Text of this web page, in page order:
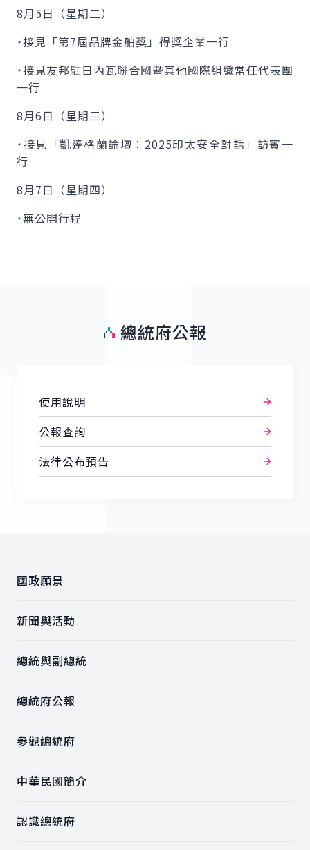
8月5日（星期二）
˙接見「第7屆品牌金舶獎」得獎企業一行
˙接見友邦駐日內瓦聯合國暨其他國際組織常任代表團
一行
8月6日（星期三）
˙接見「凱達格蘭論壇：2025印太安全對話」訪賓一
行
8月7日（星期四）
˙無公開行程
總統府公報
使用說明
公報查詢
法律公布預告
國政願景
新聞與活動
總統與副總統
總統府公報
參觀總統府
中華民國簡介
認識總統府